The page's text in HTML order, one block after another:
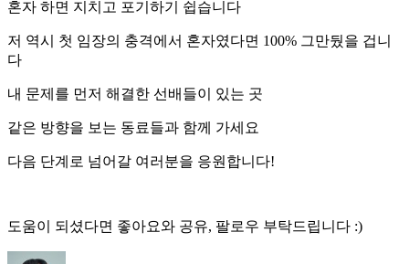
혼자 하면 지치고 포기하기 쉽습니다
저 역시 첫 임장의 충격에서 혼자였다면 100% 그만뒀을 겁니
다
내 문제를 먼저 해결한 선배들이 있는 곳
같은 방향을 보는 동료들과 함께 가세요
다음 단계로 넘어갈 여러분을 응원합니다!
도움이 되셨다면 좋아요와 공유, 팔로우 부탁드립니다 :)